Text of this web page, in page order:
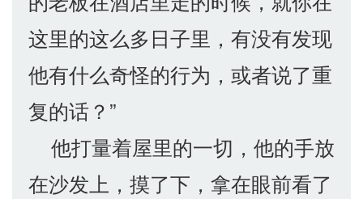
这里的这么多日子里，有没有发现
他有什么奇怪的行为，或者说了重
复的话？”
他打量着屋里的一切，他的手放
在沙发上，摸了下，拿在眼前看了